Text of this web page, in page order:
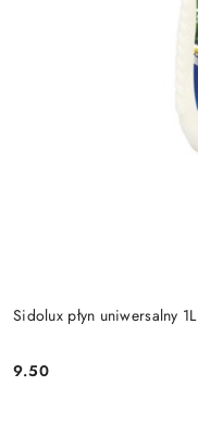
Sidolux płyn uniwersalny 1L
Cena:
9.50